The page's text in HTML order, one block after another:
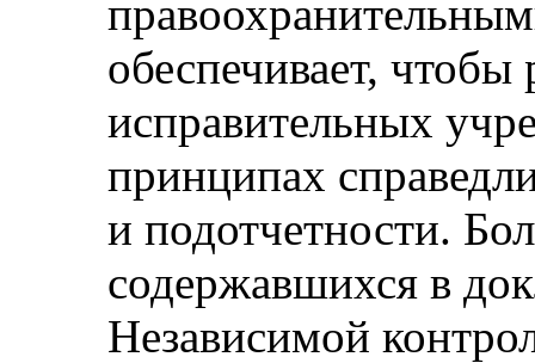
обеспечивает, чтобы
исправительных
принципах
и подотчетности.
содержавшихся в
Независимой